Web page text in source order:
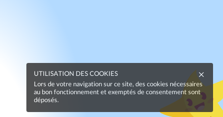
UTILISATION DES COOKIES
Lors de votre navigation sur ce site, des cookies nécessaires
au bon fonctionnement et exemptés de consentement sont
déposés.